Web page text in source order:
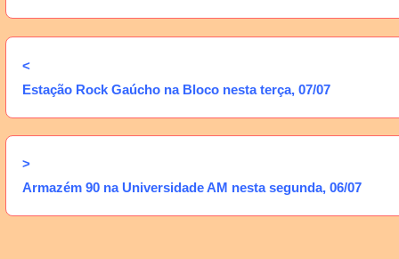
<
Estação Rock Gaúcho na Bloco nesta terça, 07/07
>
Armazém 90 na Universidade AM nesta segunda, 06/07